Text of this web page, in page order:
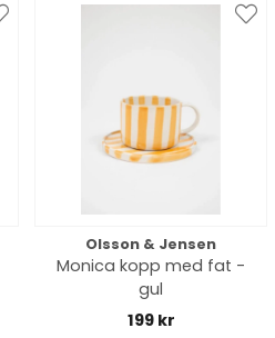
Olsson & Jensen
Monica kopp med fat -
gul
199 kr